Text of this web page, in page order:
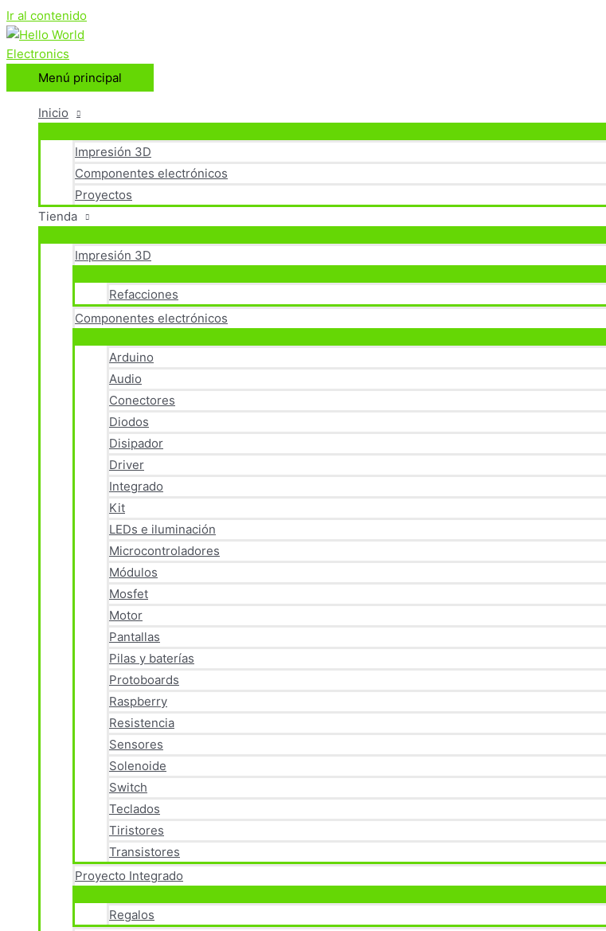
Ir al contenido
Menú principal
Inicio
Impresión 3D
Componentes electrónicos
Proyectos
Tienda
Impresión 3D
Refacciones
Componentes electrónicos
Arduino
Audio
Conectores
Diodos
Disipador
Driver
Integrado
Kit
LEDs e iluminación
Microcontroladores
Módulos
Mosfet
Motor
Pantallas
Pilas y baterías
Protoboards
Raspberry
Resistencia
Sensores
Solenoide
Switch
Teclados
Tiristores
Transistores
Proyecto Integrado
Regalos